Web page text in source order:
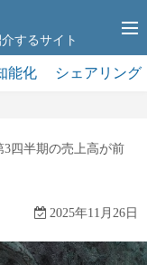
するサイト
能化 シェアリング
3四半期の売上高が前
2025年11月26日